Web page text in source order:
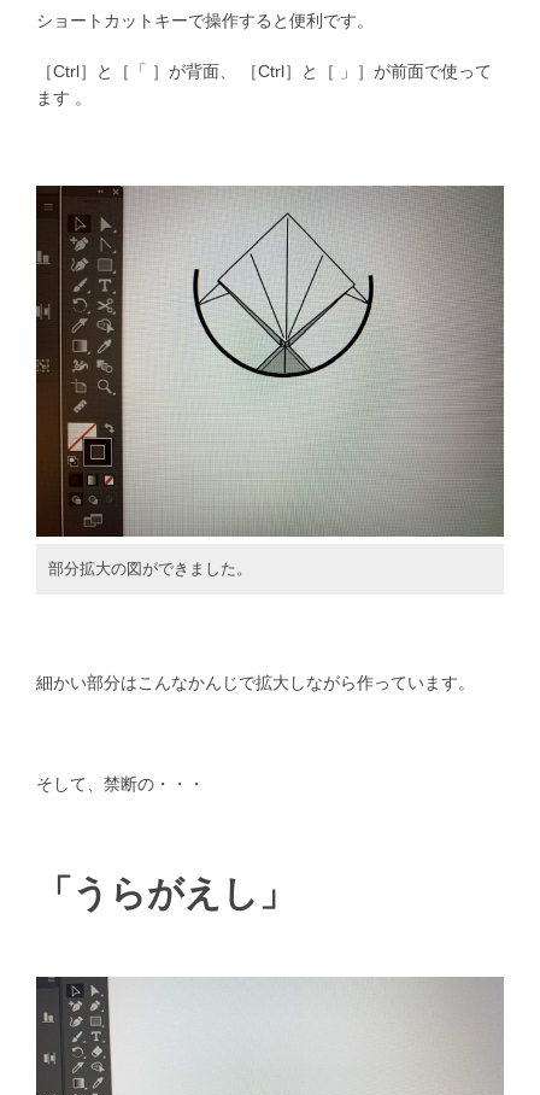
ショートカットキーで操作すると便利です。
［Ctrl］と［「 ］が背面、 ［Ctrl］と［ 」］が前面で使って
ます 。
部分拡大の図ができました。
細かい部分はこんなかんじで拡大しながら作っています。
そして、禁断の・・・
「うらがえし」